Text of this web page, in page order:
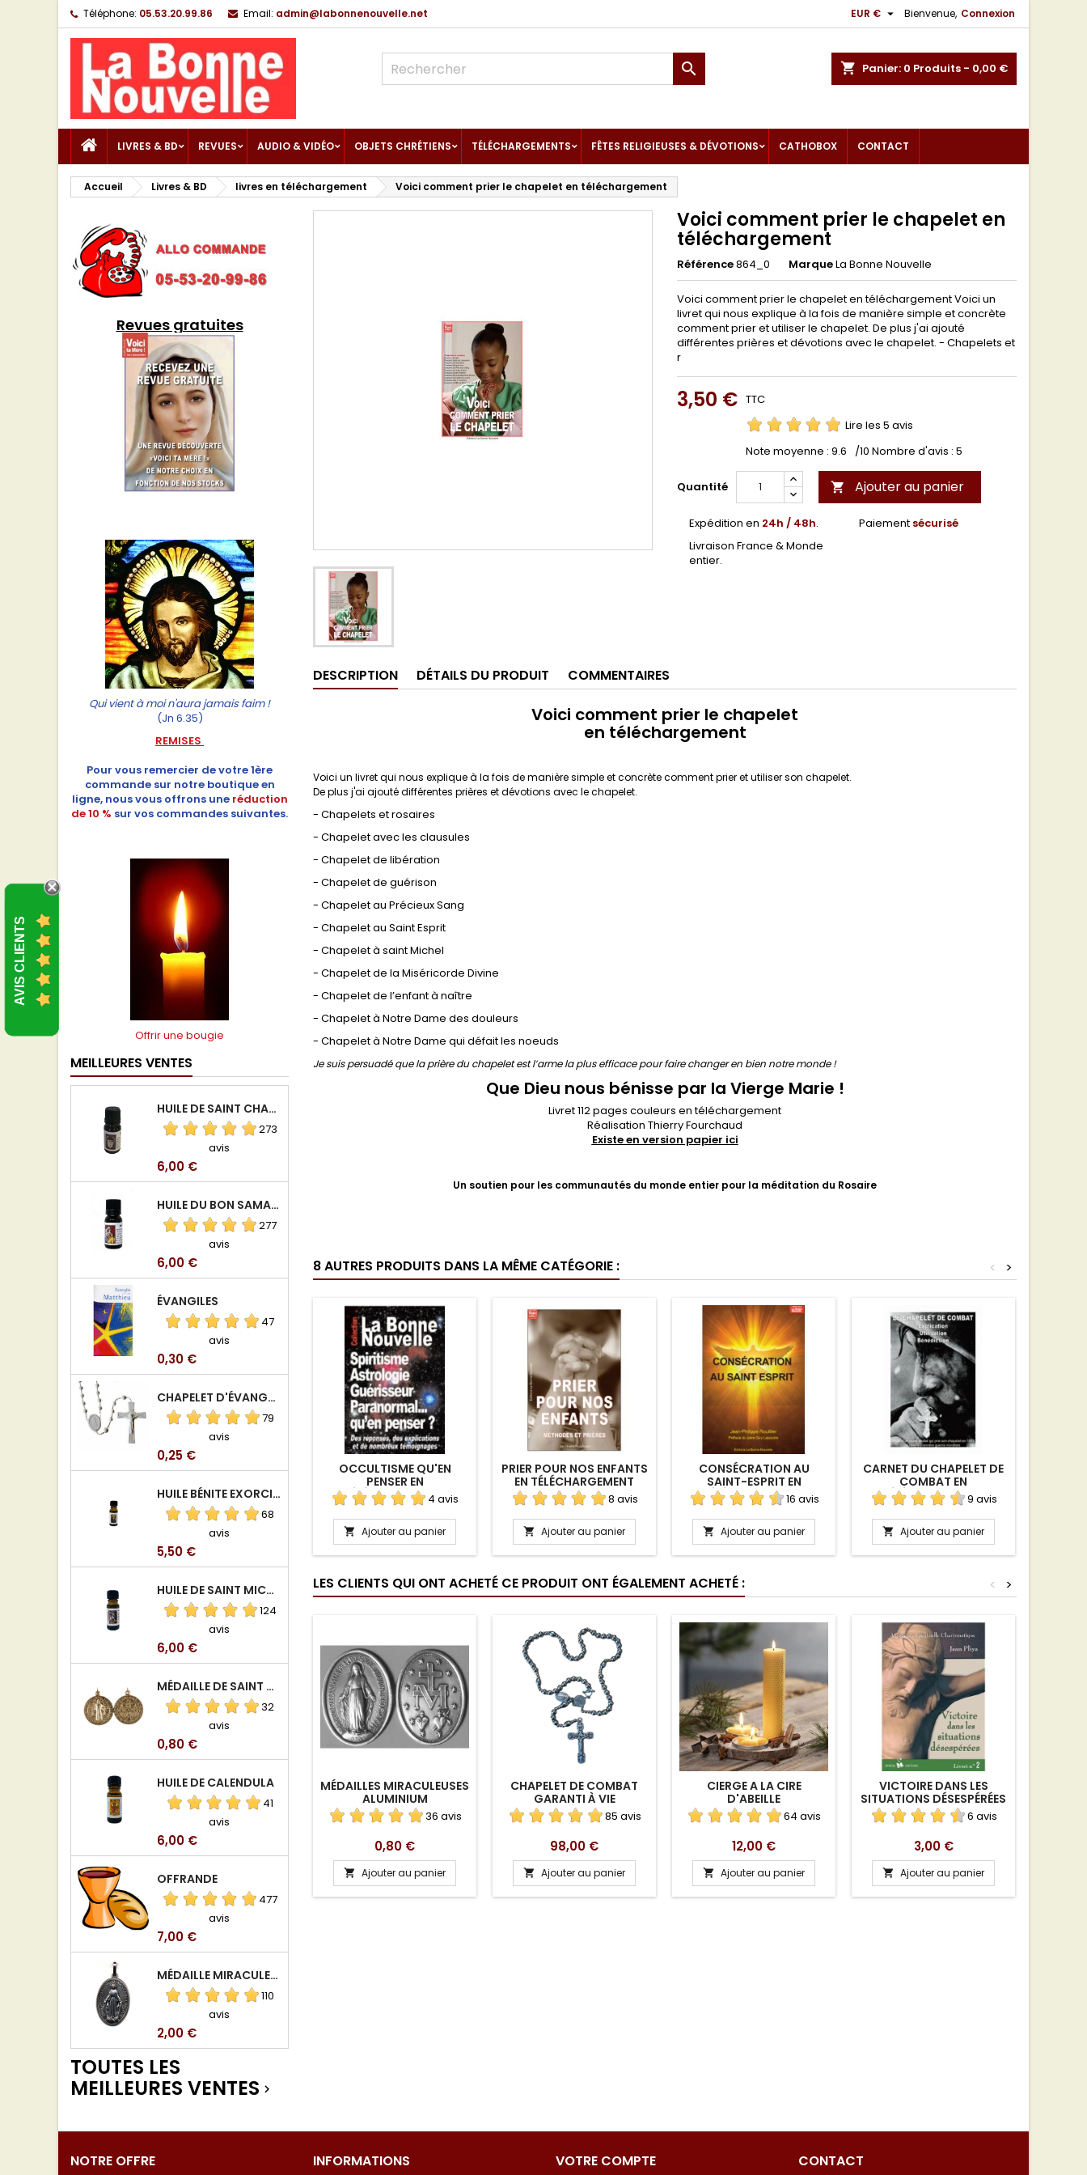
Téléphone: 05.53.20.99.86 Email: admin@labonnenouvelle.net Bienvenue, Connexion
EUR € 
shopping_cart Panier: 0 Produits - 0,00 €

LIVRES & BD REVUES AUDIO & VIDÉO OBJETS CHRÉTIENS TÉLÉCHARGEMENTS FÊTES RELIGIEUSES & DÉVOTIONS CATHOBOX CONTACT
Accueil Livres & BD livres en téléchargement Voici comment prier le chapelet en téléchargement
Revues gratuites
Qui vient à moi n'aura jamais faim !
(Jn 6.35)
REMISES
Pour vous remercier de votre 1ère
commande sur notre boutique en
ligne, nous vous offrons une réduction
de 10 % sur vos commandes suivantes.
Offrir une bougie
MEILLEURES VENTES
HUILE DE SAINT CHARBEL
273
avis
Prix
6,00 €
HUILE DU BON SAMARITAIN
277
avis
Prix
6,00 €
ÉVANGILES
47
avis
Prix
0,30 €
CHAPELET D'ÉVANGÉLISATION
79
avis
Prix
0,25 €
HUILE BÉNITE EXORCISÉE
68
avis
Prix
5,50 €
HUILE DE SAINT MICHEL ARCHANGE
124
avis
Prix
6,00 €
MÉDAILLE DE SAINT BENOIT EN ALUMINIUM
32
avis
Prix
0,80 €
HUILE DE CALENDULA
41
avis
Prix
6,00 €
OFFRANDE
477
avis
Prix
7,00 €
MÉDAILLE MIRACULEUSE DE VIERGE DE LA RUE DU BAC
110
avis
Prix
2,00 €
TOUTES LES
MEILLEURES VENTES 
Voici comment prier le chapelet en
téléchargement
Référence864_0 MarqueLa Bonne Nouvelle
Voici comment prier le chapelet en téléchargement Voici un
livret qui nous explique à la fois de manière simple et concrète
comment prier et utiliser le chapelet. De plus j'ai ajouté
différentes prières et dévotions avec le chapelet. - Chapelets et
r
3,50 € TTC
Lire les 5 avis
Note moyenne : 9.6 /10 Nombre d'avis : 5
Quantité  Ajouter au panier
Expédition en 24h / 48h.
Livraison France & Monde
entier.
Paiement sécurisé
DESCRIPTION DÉTAILS DU PRODUIT COMMENTAIRES
Voici comment prier le chapelet
en téléchargement
Voici un livret qui nous explique à la fois de manière simple et concrète comment prier et utiliser son chapelet.
De plus j'ai ajouté différentes prières et dévotions avec le chapelet.
- Chapelets et rosaires
- Chapelet avec les clausules
- Chapelet de libération
- Chapelet de guérison
- Chapelet au Précieux Sang
- Chapelet au Saint Esprit
- Chapelet à saint Michel
- Chapelet de la Miséricorde Divine
- Chapelet de l’enfant à naître
- Chapelet à Notre Dame des douleurs
- Chapelet à Notre Dame qui défait les noeuds
Je suis persuadé que la prière du chapelet est l’arme la plus efficace pour faire changer en bien notre monde !
Que Dieu nous bénisse par la Vierge Marie !
Livret 112 pages couleurs en téléchargement
Réalisation Thierry Fourchaud
Existe en version papier ici
Un soutien pour les communautés du monde entier pour la méditation du Rosaire
8 AUTRES PRODUITS DANS LA MÊME CATÉGORIE : >
<
OCCULTISME QU'EN
PENSER EN
TÉLÉCHARGEMENT
4 avis
 Ajouter au panier
PRIER POUR NOS ENFANTS
EN TÉLÉCHARGEMENT
8 avis
 Ajouter au panier
CONSÉCRATION AU
SAINT-ESPRIT EN
TÉLÉCHARGEMENT
16 avis
 Ajouter au panier
CARNET DU CHAPELET DE
COMBAT EN
TÉLÉCHARGEMENT
9 avis
 Ajouter au panier
LES CLIENTS QUI ONT ACHETÉ CE PRODUIT ONT ÉGALEMENT ACHETÉ : >
<
MÉDAILLES MIRACULEUSES
ALUMINIUM
36 avis
Prix
0,80 €
 Ajouter au panier
CHAPELET DE COMBAT
GARANTI À VIE
85 avis
Prix
98,00 €
 Ajouter au panier
CIERGE A LA CIRE
D'ABEILLE
64 avis
Prix
12,00 €
 Ajouter au panier
VICTOIRE DANS LES
SITUATIONS DÉSESPÉRÉES
6 avis
Prix
3,00 €
 Ajouter au panier
NOTRE OFFRE INFORMATIONS VOTRE COMPTE CONTACT
AVIS CLIENTS